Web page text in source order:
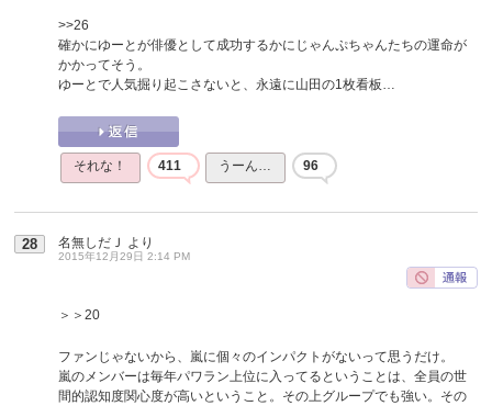
>>26
確かにゆーとが俳優として成功するかにじゃんぷちゃんたちの運命が
かかってそう。
ゆーとで人気掘り起こさないと、永遠に山田の1枚看板…
それな！ 411 うーん… 96
28 名無しだＪ より
2015年12月29日 2:14 PM
＞＞20
ファンじゃないから、嵐に個々のインパクトがないって思うだけ。
嵐のメンバーは毎年パワラン上位に入ってるということは、全員の世
間的認知度関心度が高いということ。その上グループでも強い。その